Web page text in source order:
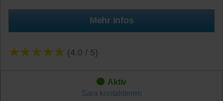
Mehr Infos
★★★★★ (4.0 / 5)
Aktiv
Sara kontaktieren